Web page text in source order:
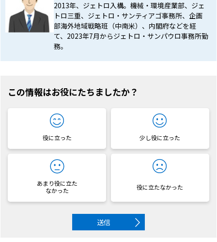
2013年、ジェトロ入構。機械・環境産業部、ジェ
トロ三重、ジェトロ・サンティアゴ事務所、企画
部海外地域戦略班（中南米）、内閣府などを経
て、2023年7月からジェトロ・サンパウロ事務所勤
務。
この情報はお役にたちましたか？
役に立った 少し役に立った
あまり役に立た
なかった
役に立たなかった
送信